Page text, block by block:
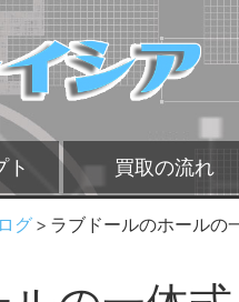
ト 買取の流れ
グ ラブドールのホールの